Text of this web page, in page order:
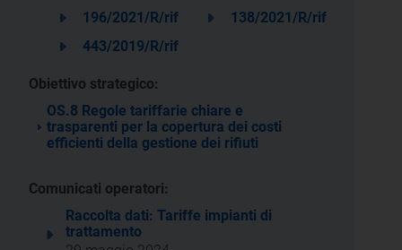
196/2021/R/rif
138/2021/R/rif
443/2019/R/rif
Obiettivo strategico:
OS.8 Regole tariffarie chiare e
trasparenti per la copertura dei costi
efficienti della gestione dei rifiuti
Comunicati operatori:
Raccolta dati: Tariffe impianti di
trattamento